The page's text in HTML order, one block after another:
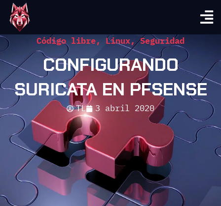
Código libre, Linux,Seguridad
CONFIGURANDO
SURICATA EN PFSENSE
TL 3 abril 2020